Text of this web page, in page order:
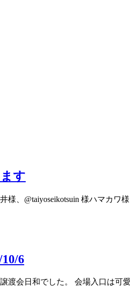
す
様、@taiyoseikotsuin 様ハマカ
6
渡会日和でした。 会場入口は可